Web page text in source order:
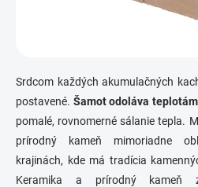
Srdcom každých akumulačných
postavené. Šamot odoláva teplotám
pomalé, rovnomerné sálanie tepla.
prírodný kameň mimoriadne
krajinách, kde má tradícia
Keramika a prírodný kameň